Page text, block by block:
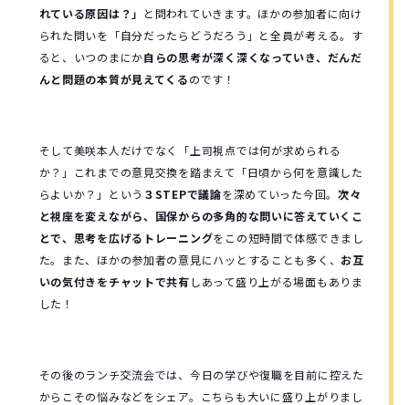
れている原因は？」 と問われていきます。ほかの参加者に向け
られた問いを「自分だったらどうだろう」と全員が考える。す
ると、いつのまにか自らの思考が深く深くなっていき、だんだ
んと問題の本質が見えてくるのです！
そして美咲本人だけでなく「上司視点では何が求められる
か？」これまでの意見交換を踏まえて「日頃から何を意識した
らよいか？」という ３STEPで議論を深めていった今回。次々
と視座を変えながら、国保からの多角的な問いに答えていくこ
とで、思考を広げるトレーニングをこの短時間で体感できまし
た。また、ほかの参加者の意見にハッとすることも多く、 お互
いの気付きをチャットで共有 しあって盛り上がる場面もありま
した！
その後のランチ交流会では、今日の学びや復職を目前に控えた
からこその悩みなどをシェア。こちらも大いに盛り上がりまし